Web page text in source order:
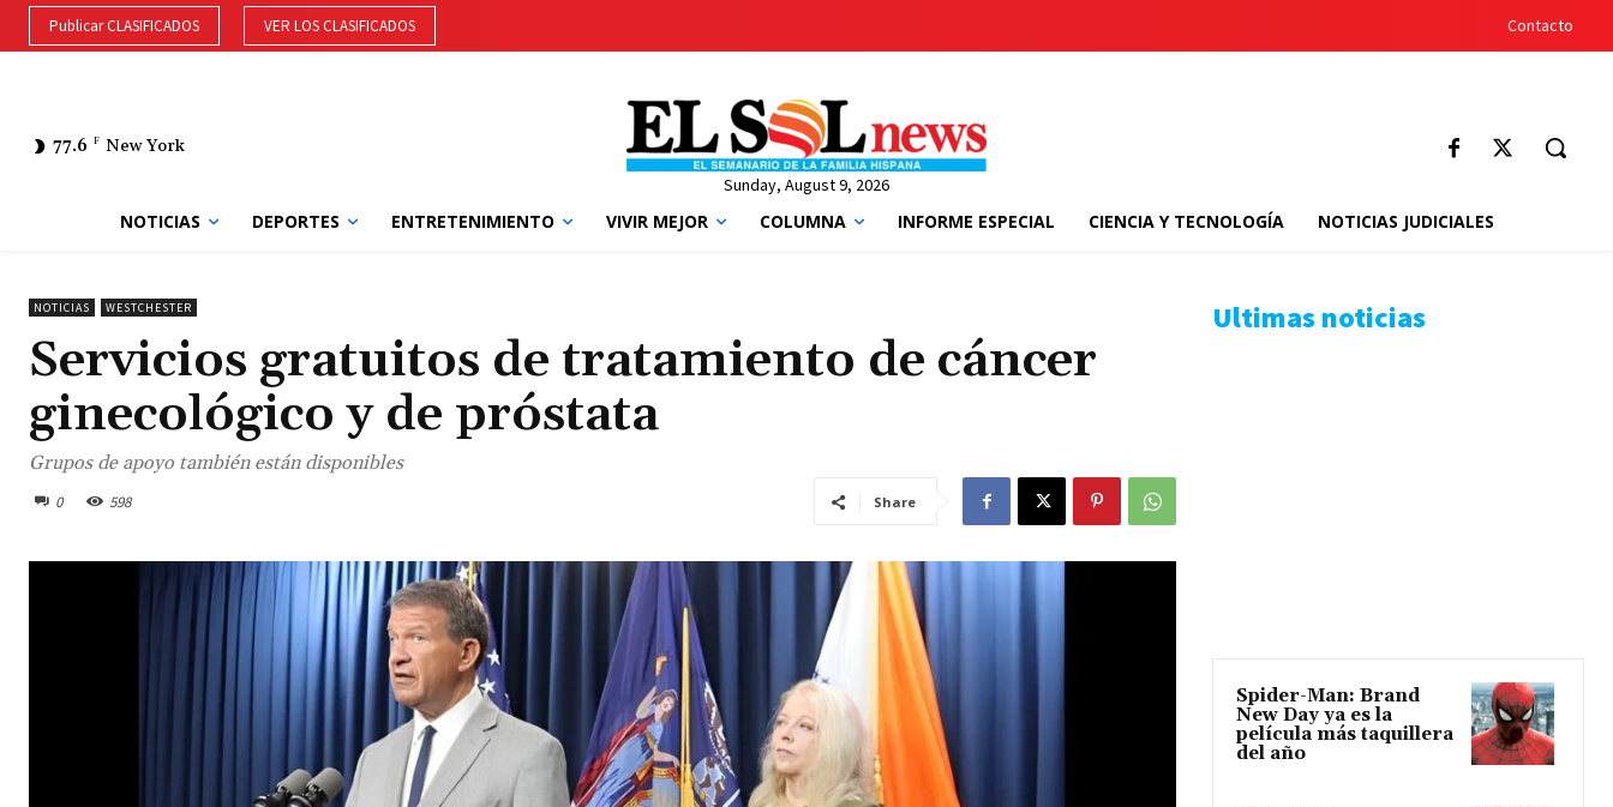
Publicar CLASIFICADOS VER LOS CLASIFICADOS Contacto
77.6 F New York
Sunday, August 9, 2026
NOTICIAS DEPORTES ENTRETENIMIENTO VIVIR MEJOR COLUMNA INFORME ESPECIAL CIENCIA Y TECNOLOGÍA NOTICIAS JUDICIALES
NOTICIAS WESTCHESTER
Servicios gratuitos de tratamiento de cáncer
ginecológico y de próstata
Grupos de apoyo también están disponibles
0 598 Share
Ultimas noticias
Spider-Man: Brand
New Day ya es la
película más taquillera
del año